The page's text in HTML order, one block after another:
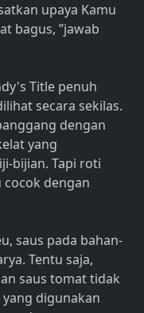
upaya Kamu
bagus, ”jawab
Title penuh
secara sekilas.
dengan
yang
bijian. Tapi roti
dengan
saus pada bahan-
Tentu saja,
saus tomat tidak
digunakan